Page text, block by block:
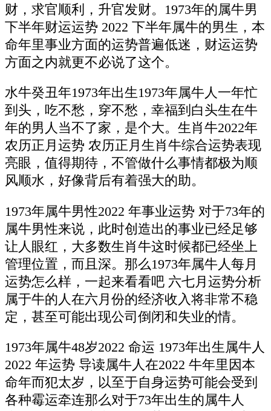
财，求官顺利，升官发财。1973年的属牛男
下半年财运运势 2022 下半年属牛的男生，本
命年里事业方面的运势普遍低迷，财运运势
方面之内就更不必说了这个。
水牛癸丑年1973年出生1973年属牛人一年忙
到头，吃不愁，穿不愁，幸福到白头生在牛
年的男人当不了家，是个大。生肖牛2022年
农历正月运势 农历正月生肖牛综合运势表现
亮眼，值得期待，不管做什么事情都极为顺
风顺水，好像背后有着强大的助。
1973年属牛男性2022 年事业运势 对于73年的
属牛男性来说，此时创造出的事业已经足够
让人眼红，大多数生肖牛这时候都已经坐上
管理位置，而且深。那么1973年属牛人每月
运势怎么样，一起来看看吧 六七月运势分析
属于牛的人在六月份的经济收入将非常不稳
定，甚至可能出现公司倒闭和失业的情。
1973年属牛48岁2022 命运 1973年出生属牛人
2022 年运势 导读属牛人在2022 牛年里因本
命年而犯太岁，以至于自身运势可能会受到
各种霉运牵连那么对于73年出生的属牛人